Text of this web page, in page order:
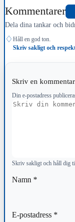
Kommentarer
Dela dina tankar och
♢ Håll en god ton.
Skriv sakligt och
Skriv en kommentar
Din e-postadress
Kommentar
Skriv sakligt och håll dig
Namn *
E-postadress *